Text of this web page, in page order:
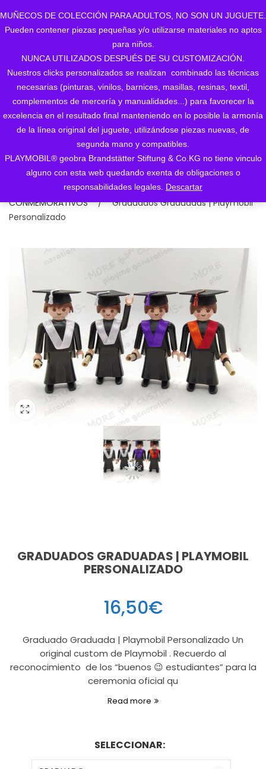
MUÑECOS DE COLECCIÓN PARA ADULTOS, NO SON UN JUGUETE.
Pueden contener piezas pequeñas y/o utilizarse materiales no aptos
para niños.
NUNCA UTILIZADOS DESPUÉS DE SU CUSTOMIZACIÓN.
Nuestros clicks personalizados se realizan combinado las técnicas
necesarias (pinturas, vinilos, barnices, masillas, resinas, textil,
complementos de mercería y manualidades...) para favorecer la
excelencia en el resultado final manteniendo en lo posible la armonía
de la línea original del juguete, utilizándose piezas nuevas, de
segunda mano y compatibles.
PLAYMOBIL® geobra Brandstätter Stiftung & Co.KG no tiene vinculo
alguno con esta web quedando exenta de obligaciones o
responsabilidades legales. Descartar
Graduados Graduadas
| Playmobil
Personalizado
Inicio / 1. MOSTRAR TODOS LOS CUSTOMS /
1.
CATEGORIAS (+)
/
CELEBRACIONES /
CONMEMORATIVOS
/
Graduados Graduadas | Playmobil
Personalizado
GRADUADOS GRADUADAS | PLAYMOBIL
PERSONALIZADO
16,50€
Graduado Graduada | Playmobil Personalizado Un
original custom de Playmobil . Recuerdo al
reconocimiento de los “buenos 😉 estudiantes” para la
ceremonia oficial qu
Read more
SELECCIONAR: